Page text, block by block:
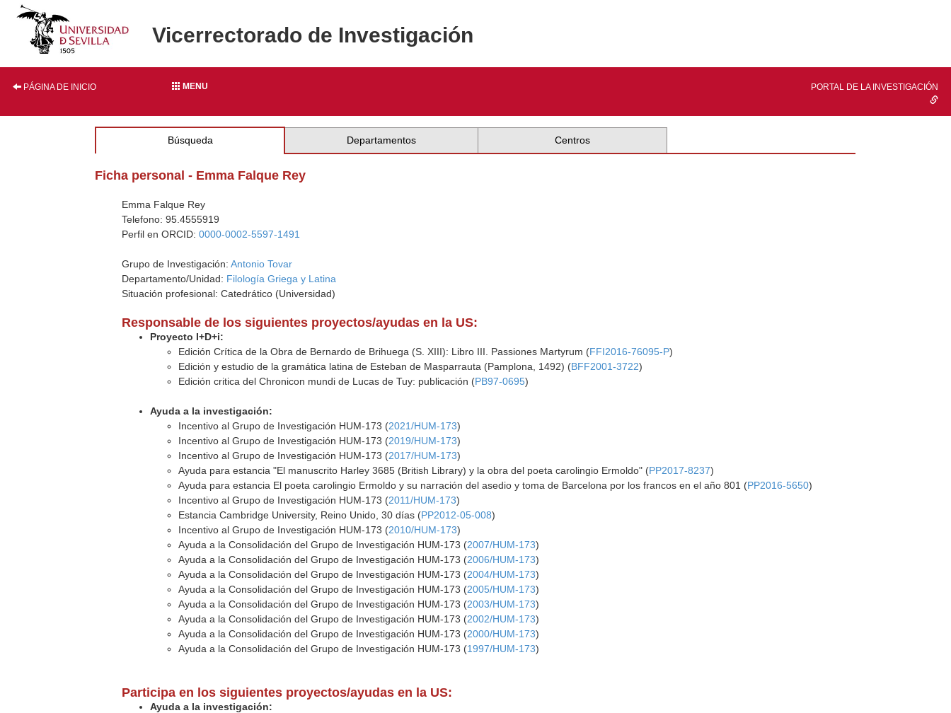
Vicerrectorado de Investigación
PÁGINA DE INICIO MENU PORTAL DE LA INVESTIGACIÓN
Búsqueda Departamentos Centros
Ficha personal - Emma Falque Rey
Emma Falque Rey
Telefono: 95.4555919
Perfil en ORCID:0000-0002-5597-1491
Grupo de Investigación:Antonio Tovar
Departamento/Unidad: Filología Griega y Latina
Situación profesional: Catedrático (Universidad)
Responsable de los siguientes proyectos/ayudas en la US:
Proyecto I+D+i:
Edición Crítica de la Obra de Bernardo de Brihuega (S. XIII): Libro III. Passiones Martyrum (FFI2016-76095-P)
Edición y estudio de la gramática latina de Esteban de Masparrauta (Pamplona, 1492) (BFF2001-3722)
Edición critica del Chronicon mundi de Lucas de Tuy: publicación (PB97-0695)
Ayuda a la investigación:
Incentivo al Grupo de Investigación HUM-173 (2021/HUM-173)
Incentivo al Grupo de Investigación HUM-173 (2019/HUM-173)
Incentivo al Grupo de Investigación HUM-173 (2017/HUM-173)
Ayuda para estancia "El manuscrito Harley 3685 (British Library) y la obra del poeta carolingio Ermoldo" (PP2017-8237)
Ayuda para estancia El poeta carolingio Ermoldo y su narración del asedio y toma de Barcelona por los francos en el año 801 (PP2016-5650)
Incentivo al Grupo de Investigación HUM-173 (2011/HUM-173)
Estancia Cambridge University, Reino Unido, 30 días (PP2012-05-008)
Incentivo al Grupo de Investigación HUM-173 (2010/HUM-173)
Ayuda a la Consolidación del Grupo de Investigación HUM-173 (2007/HUM-173)
Ayuda a la Consolidación del Grupo de Investigación HUM-173 (2006/HUM-173)
Ayuda a la Consolidación del Grupo de Investigación HUM-173 (2004/HUM-173)
Ayuda a la Consolidación del Grupo de Investigación HUM-173 (2005/HUM-173)
Ayuda a la Consolidación del Grupo de Investigación HUM-173 (2003/HUM-173)
Ayuda a la Consolidación del Grupo de Investigación HUM-173 (2002/HUM-173)
Ayuda a la Consolidación del Grupo de Investigación HUM-173 (2000/HUM-173)
Ayuda a la Consolidación del Grupo de Investigación HUM-173 (1997/HUM-173)
Participa en los siguientes proyectos/ayudas en la US:
Ayuda a la investigación: